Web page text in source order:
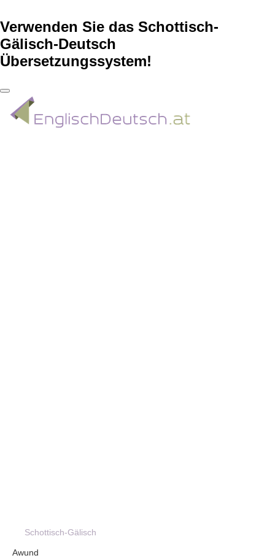
Verwenden Sie das Schottisch-
Gälisch-Deutsch
Übersetzungssystem!
Schottisch-Gälisch
Awund